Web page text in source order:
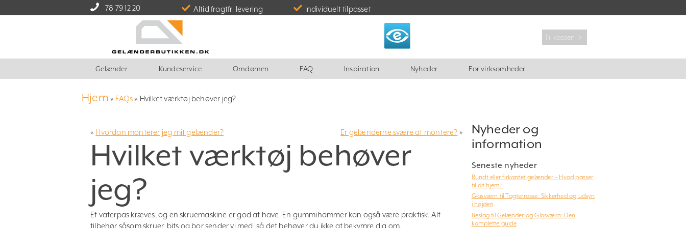
78 79 12 20 Altid fragtfri levering Individuelt tilpasset
Til kassen ﹥
Gelænder Kundeservice Omdømen FAQ Inspiration Nyheder For virksomheder
Hjem » FAQs» Hvilket værktøj behøver jeg?
« Hvordan monterer jeg mit gelænder? Er gelænderne svære at montere? »
Hvilket værktøj behøver
jeg?
Et vaterpas kræves, og en skruemaskine er god at have. En gummihammer kan også være praktisk. Alt
tilbehør såsom skruer, bits og bor sender vi med, så det behøver du ikke at bekymre dig om.
Nyheder og
information
Seneste nyheder
Rundt eller firkantet gelænder – Hvad passer
til dit hjem?
Glasværn til Tagterrasse: Sikkerhed og udsyn
i højden
Beslag til Gelænder og Glasværn: Den
komplette guide